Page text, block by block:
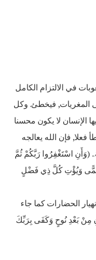
في الالتزام الكامل
المغريات, فيخطئ. وكل
الإنسان لا يكون محسنا
فعلا, فإن الله يعالجه
(وَأَنِ اسْتَغْفِرُوا رَبَّكُمْ ثُمَّ
مُسَمًّى وَيُؤْتِ كُلَّ ذِي فَضْلٍ
الحضارات كما جاء
مِنْ بَعْدِ نُوحٍ وَكَفَى بِرَبِّكَ